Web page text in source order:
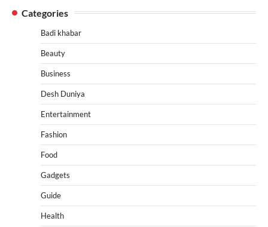
Categories
Badi khabar
Beauty
Business
Desh Duniya
Entertainment
Fashion
Food
Gadgets
Guide
Health